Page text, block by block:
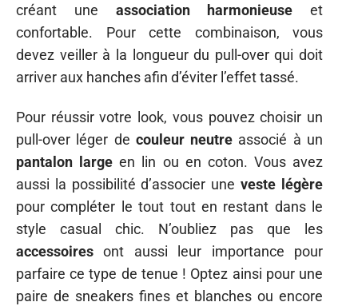
créant une association harmonieuse et
confortable. Pour cette combinaison, vous
devez veiller à la longueur du pull-over qui doit
arriver aux hanches afin d’éviter l’effet tassé.
Pour réussir votre look, vous pouvez choisir un
pull-over léger de couleur neutre associé à un
pantalon large en lin ou en coton. Vous avez
aussi la possibilité d’associer uneveste légère
pour compléter le tout tout en restant dans le
style casual chic. N’oubliez pas que les
accessoires ont aussi leur importance pour
parfaire ce type de tenue ! Optez ainsi pour une
paire de sneakers fines et blanches ou encore